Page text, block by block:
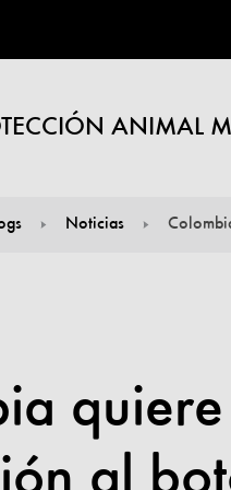
ANIMAL
Noticias